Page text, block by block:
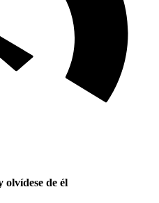
de él